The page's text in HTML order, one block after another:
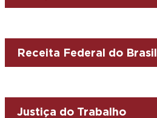
Receita Federal do Brasil
Justiça do Trabalho